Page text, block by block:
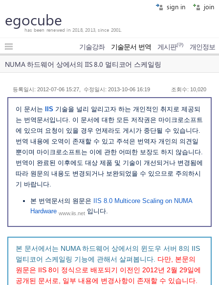
sign in join
egocube
has been renewed in 2018, 2013, since 2001.
기술강좌 기술문서 번역 게시판(구) 개인정보
NUMA 하드웨어 상에서의 IIS 8.0 멀티코어 스케일링
등록일시: 2012-07-06 15:27, 수정일시: 2013-10-06 16:19 조회수: 10,020
이 문서는 IIS 기술을 널리 알리고자 하는 개인적인 취지로 제공되
는 번역문서입니다. 이 문서에 대한 모든 저작권은 마이크로소프트
에 있으며 요청이 있을 경우 언제라도 게시가 중단될 수 있습니다.
번역 내용에 오역이 존재할 수 있고 주석은 번역자 개인의 의견일
뿐이며 마이크로소프트는 이에 관한 어떠한 보장도 하지 않습니다.
번역이 완료된 이후에도 대상 제품 및 기술이 개선되거나 변경됨에
따라 원문의 내용도 변경되거나 보완되었을 수 있으므로 주의하시
기 바랍니다.
본 번역문서의 원문은
IIS 8.0 Multicore Scaling on NUMA
Hardware www.iis.net 입니다.
본 문서에서는 NUMA 하드웨어 상에서의 윈도우 서버 8의 IIS
멀티코어 스케일링 기능에 관해서 살펴봅니다. 다만, 본문의
원문은 IIS 8이 정식으로 배포되기 이전인 2012년 2월 29일에
공개된 문서로, 일부 내용에 변경사항이 존재할 수 있습니다.